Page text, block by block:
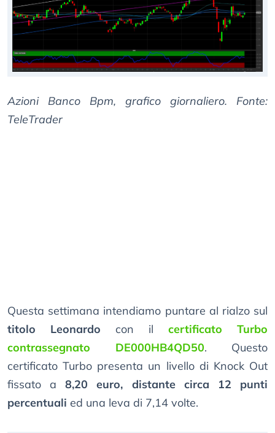
Azioni Banco Bpm, grafico giornaliero. Fonte:
TeleTrader
Questa settimana intendiamo puntare al rialzo sul
titolo Leonardo con il certificato Turbo
contrassegnato DE000HB4QD50. Questo
certificato Turbo presenta un livello di Knock Out
fissato a8,20 euro, distante circa 12 punti
percentuali ed una leva di 7,14 volte.